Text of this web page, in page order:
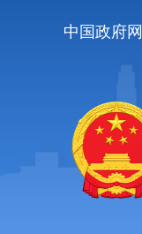
中国政府网